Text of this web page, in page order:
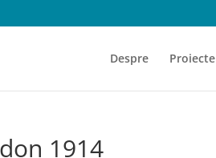
Despre Proiecte
1914